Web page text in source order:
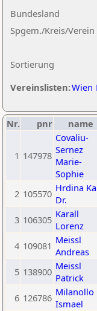
Sortierung
Bundesland
Spgem./Kreis/Verein
Vereinslisten:Wien
Nr. pnr name
1 147978
Covaliu-
Sernez
Marie-
Sophie
2 105570 Hrdina
Dr.
3 106305 Karall
Lorenz
4 109081 Meissl
Andreas
5 138900 Meissl
Patrick
6 126786 Milanollo
Ismael